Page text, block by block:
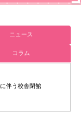
ニュース
コラム
伴う校舎閉館